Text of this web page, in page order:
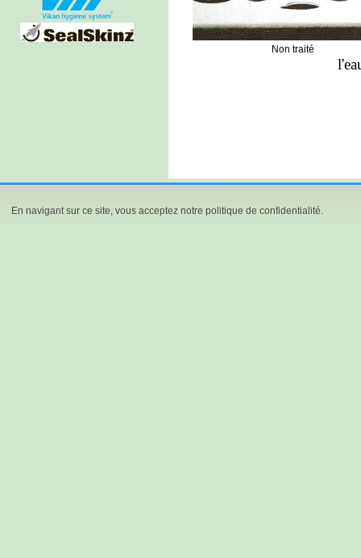
Non traité
En navigant sur ce site, vous acceptez notre politique de confidentialité.